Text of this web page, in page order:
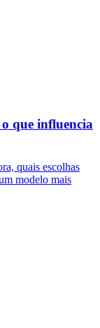
que influencia
quais escolhas
modelo mais